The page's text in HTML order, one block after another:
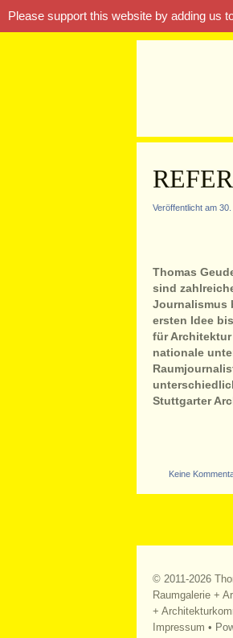
Please support this website by adding us
Veröffentlicht am
Thomas
sind
Journalismus
ersten Idee
für Architektur
nationale
Stuttgarter
Keine
© 2011-2026
Raumgalerie +
+
Impressum •